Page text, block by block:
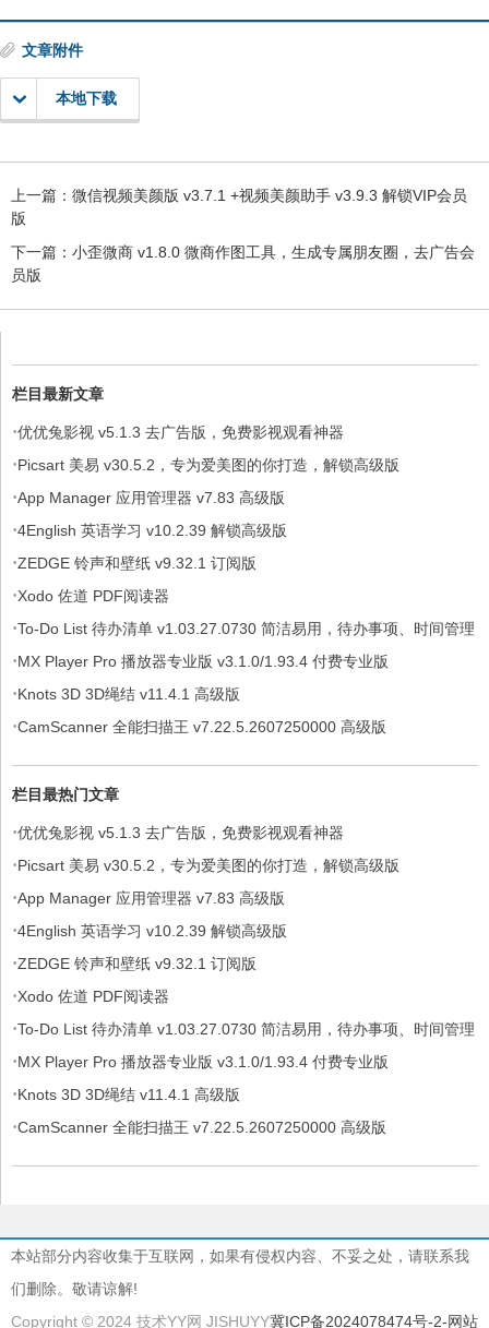
文章附件
本地下载
上一篇： 微信视频美颜版 v3.7.1 +视频美颜助手 v3.9.3 解锁VIP会员
版
下一篇： 小歪微商 v1.8.0 微商作图工具，生成专属朋友圈，去广告会
员版
栏目最新文章
·优优兔影视 v5.1.3 去广告版，免费影视观看神器
·Picsart 美易 v30.5.2，专为爱美图的你打造，解锁高级版
·App Manager 应用管理器 v7.83 高级版
·4English 英语学习 v10.2.39 解锁高级版
·ZEDGE 铃声和壁纸 v9.32.1 订阅版
·Xodo 佐道 PDF阅读器
·To-Do List 待办清单 v1.03.27.0730 简洁易用，待办事项、时间管理
软件，解锁专业版
·MX Player Pro 播放器专业版 v3.1.0/1.93.4 付费专业版
·Knots 3D 3D绳结 v11.4.1 高级版
·CamScanner 全能扫描王 v7.22.5.2607250000 高级版
栏目最热门文章
·优优兔影视 v5.1.3 去广告版，免费影视观看神器
·Picsart 美易 v30.5.2，专为爱美图的你打造，解锁高级版
·App Manager 应用管理器 v7.83 高级版
·4English 英语学习 v10.2.39 解锁高级版
·ZEDGE 铃声和壁纸 v9.32.1 订阅版
·Xodo 佐道 PDF阅读器
·To-Do List 待办清单 v1.03.27.0730 简洁易用，待办事项、时间管理
软件，解锁专业版
·MX Player Pro 播放器专业版 v3.1.0/1.93.4 付费专业版
·Knots 3D 3D绳结 v11.4.1 高级版
·CamScanner 全能扫描王 v7.22.5.2607250000 高级版
本站部分内容收集于互联网，如果有侵权内容、不妥之处，请联系我
们删除。敬请谅解!
Copyright © 2024 技术YY网 JISHUYY冀ICP备2024078474号-2-网站